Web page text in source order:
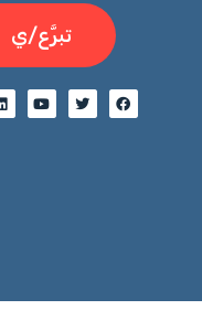
تبرَّع/ي